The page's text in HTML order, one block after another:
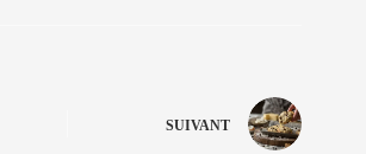
SUIVANT